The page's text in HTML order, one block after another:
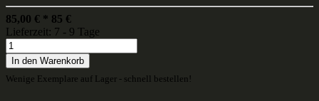
85,00 € * 85 €
Lieferzeit: 7 - 9 Tage
In den Warenkorb
Wenige Exemplare auf Lager - schnell bestellen!